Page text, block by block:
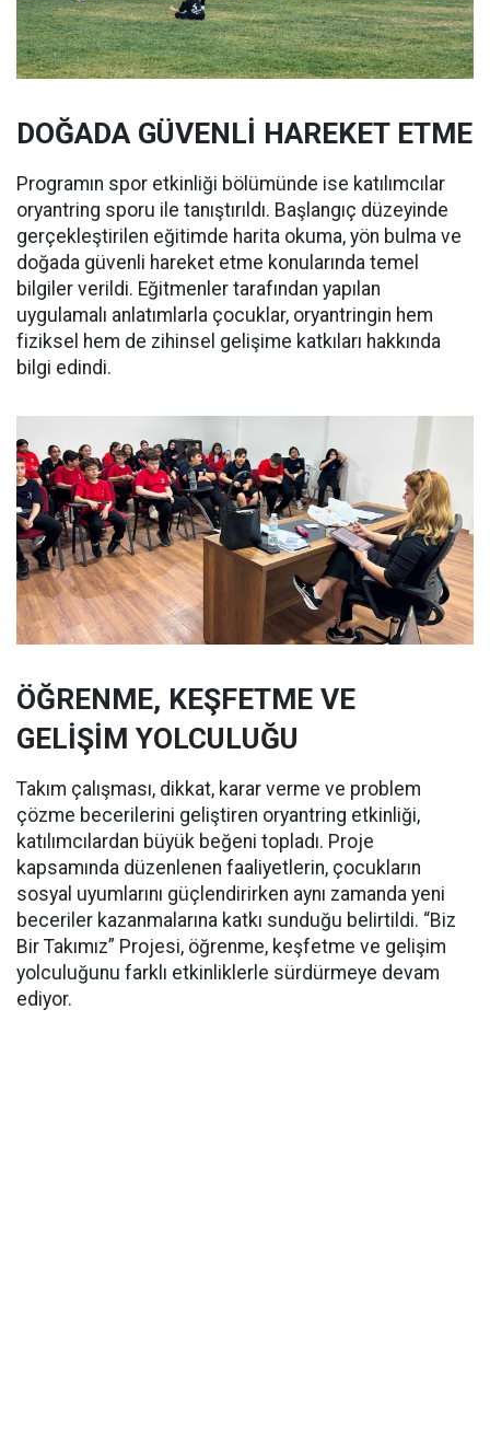
DOĞADA GÜVENLİ HAREKET ETME
Programın spor etkinliği bölümünde ise katılımcılar
oryantring sporu ile tanıştırıldı. Başlangıç düzeyinde
gerçekleştirilen eğitimde harita okuma, yön bulma ve
doğada güvenli hareket etme konularında temel
bilgiler verildi. Eğitmenler tarafından yapılan
uygulamalı anlatımlarla çocuklar, oryantringin hem
fiziksel hem de zihinsel gelişime katkıları hakkında
bilgi edindi.
ÖĞRENME, KEŞFETME VE
GELİŞİM YOLCULUĞU
Takım çalışması, dikkat, karar verme ve problem
çözme becerilerini geliştiren oryantring etkinliği,
katılımcılardan büyük beğeni topladı. Proje
kapsamında düzenlenen faaliyetlerin, çocukların
sosyal uyumlarını güçlendirirken aynı zamanda yeni
beceriler kazanmalarına katkı sunduğu belirtildi. “Biz
Bir Takımız” Projesi, öğrenme, keşfetme ve gelişim
yolculuğunu farklı etkinliklerle sürdürmeye devam
ediyor.